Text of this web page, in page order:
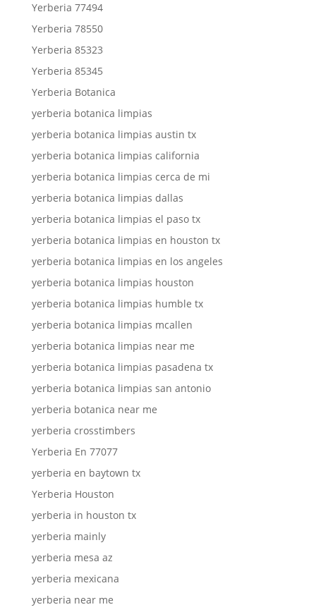
Yerberia 77494
Yerberia 78550
Yerberia 85323
Yerberia 85345
Yerberia Botanica
yerberia botanica limpias
yerberia botanica limpias austin tx
yerberia botanica limpias california
yerberia botanica limpias cerca de mi
yerberia botanica limpias dallas
yerberia botanica limpias el paso tx
yerberia botanica limpias en houston tx
yerberia botanica limpias en los angeles
yerberia botanica limpias houston
yerberia botanica limpias humble tx
yerberia botanica limpias mcallen
yerberia botanica limpias near me
yerberia botanica limpias pasadena tx
yerberia botanica limpias san antonio
yerberia botanica near me
yerberia crosstimbers
Yerberia En 77077
yerberia en baytown tx
Yerberia Houston
yerberia in houston tx
yerberia mainly
yerberia mesa az
yerberia mexicana
yerberia near me